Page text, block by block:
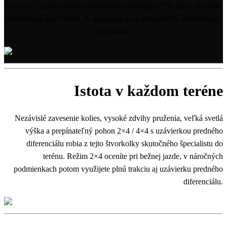
Istota v každom teréne
Nezávislé zavesenie kolies, vysoké zdvihy pruženia, veľká svetlá
výška a prepínateľný pohon 2×4 / 4×4 s uzávierkou predného
diferenciálu robia z tejto štvorkolky skutočného špecialistu do
terénu. Režim 2×4 oceníte pri bežnej jazde, v náročných
podmienkach potom využijete plnú trakciu aj uzávierku predného
diferenciálu.